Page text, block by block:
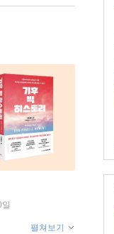
펼쳐보기